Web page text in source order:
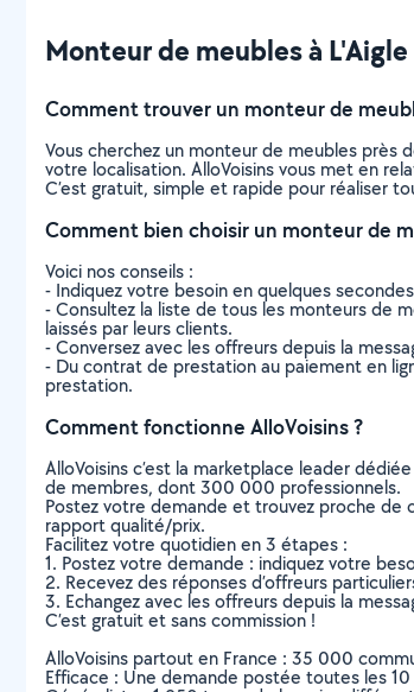
Monteur de meubles à
Comment trouver un monteur de
Vous cherchez un monteur de meubles
votre localisation. AlloVoisins vous met en
C’est gratuit, simple et rapide pour réaliser
Comment bien choisir un monteur de
Voici nos conseils :
- Indiquez votre besoin en quelques
- Consultez la liste de tous les monteurs de
laissés par leurs clients.
- Conversez avec les offreurs depuis la
- Du contrat de prestation au paiement en
prestation.
Comment fonctionne AlloVoisins ?
AlloVoisins c’est la marketplace leader
de membres, dont 300 000 professionnels.
Postez votre demande et trouvez proche de
rapport qualité/prix.
Facilitez votre quotidien en 3 étapes :
1. Postez votre demande : indiquez votre
2. Recevez des réponses d’offreurs
3. Echangez avec les offreurs depuis la
C’est gratuit et sans commission !
AlloVoisins partout en France : 35 000
Efficace : Une demande postée toutes les